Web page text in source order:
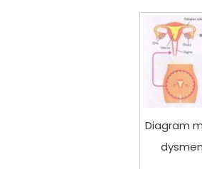
Diagram